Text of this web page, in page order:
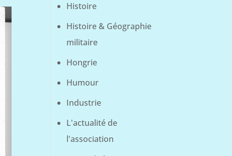
Histoire
Histoire & Géographie
militaire
Hongrie
Humour
Industrie
L'actualité de
l'association